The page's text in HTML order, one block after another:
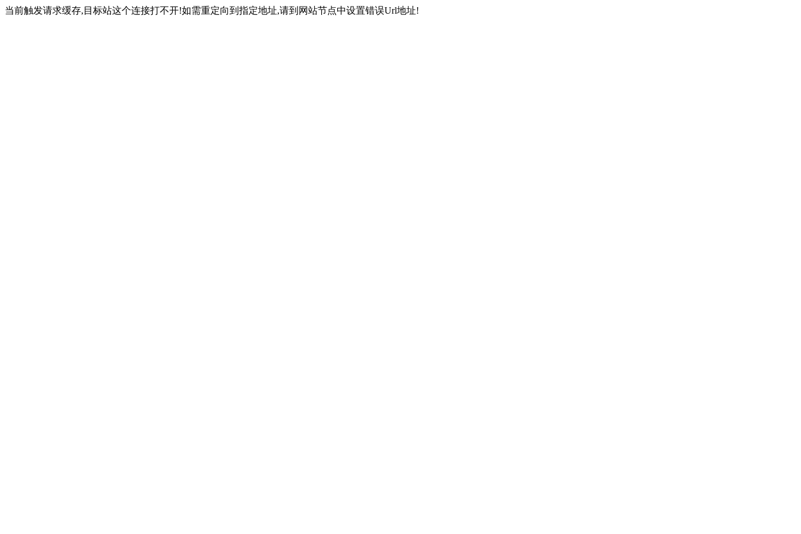
当前触发请求缓存,目标站这个连接打不开!如需重定向到指定地址,请到网站节点中设置错误Url地址!